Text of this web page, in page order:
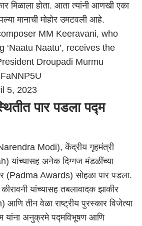
मिळाला होता. आता त्यांनी आणखी एका
मानाची मोहोर उमटवली आहे.
MM Keeravani, who
‘Naatu Naatu’, receives the
Droupadi Murmu
5, 2023
पार पडला पद्म
Modi), केंद्रीय गृहमंत्री
यांच्यासह अनेक दिग्गज मंडळींच्या
(Padma Awards) सोहळा पार पडला.
यांच्यासह तबलावादक झाकीर
आणि तीन वेळा राष्ट्रीय पुरस्कार विजेत्या
यांना अनुक्रमे पद्मविभूषण आणि